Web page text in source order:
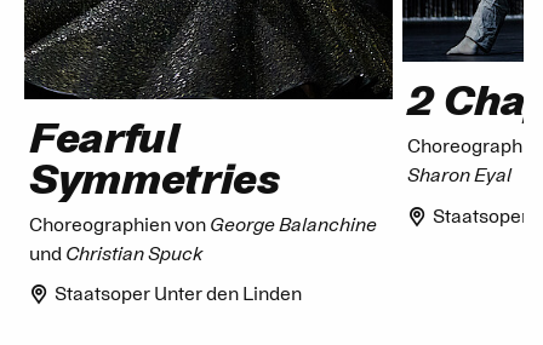
Fearful
Symmetries
Choreographien von George Balanchine
und Christian Spuck
Staatsoper Unter den Linden
2
Sharon Eyal
Staatsoper